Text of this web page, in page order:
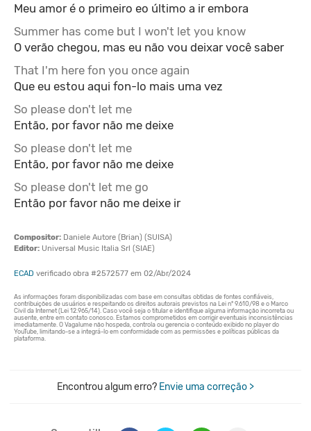
Meu amor é o primeiro eo último a ir embora
O verão chegou, mas eu não vou deixar você saber
Que eu estou aqui fon-lo mais uma vez
Então, por favor não me deixe
Então, por favor não me deixe
Então por favor não me deixe ir
Summer has come but I won't let you know
That I'm here fon you once again
So please don't let me
So please don't let me
So please don't let me go
Compositor: Daniele Autore (Brian) (SUISA)
Editor: Universal Music Italia Srl (SIAE)
ECAD verificado obra #2572577 em 02/Abr/2024
Encontrou algum erro? Envie uma correção >